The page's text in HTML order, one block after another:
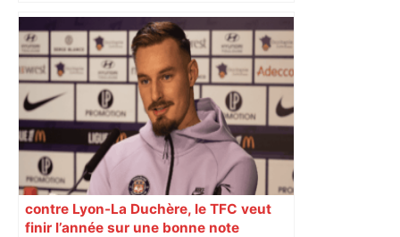
les agriculteurs manifestent malgré les
interdictions
contre Lyon-La Duchère, le TFC veut
finir l’année sur une bonne note